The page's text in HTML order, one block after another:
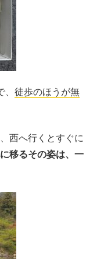
徒歩のほうが無
西へ行くとすぐに
移るその姿は、一